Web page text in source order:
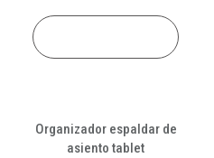
Organizador espaldar de
asiento tablet